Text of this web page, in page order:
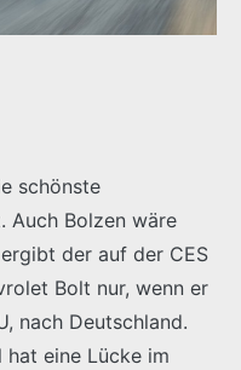
schönste
Auch Bolzen wäre
der auf der CES
Bolt nur, wenn er
nach Deutschland.
hat eine Lücke im